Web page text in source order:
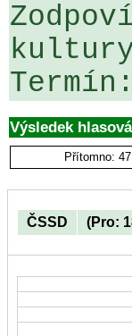
Výsledek
Přítomno: 47
ČSSD (Pro: